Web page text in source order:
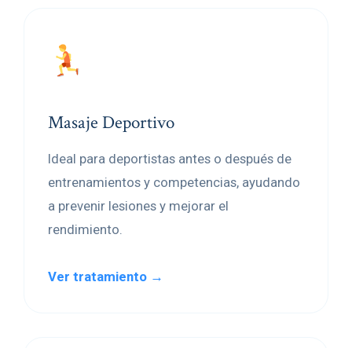
Masaje Deportivo
Ideal para deportistas antes o después de
entrenamientos y competencias, ayudando
a prevenir lesiones y mejorar el
rendimiento.
Ver tratamiento →